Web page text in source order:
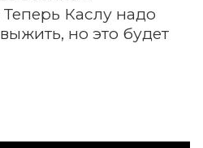
Каслу надо
но это будет